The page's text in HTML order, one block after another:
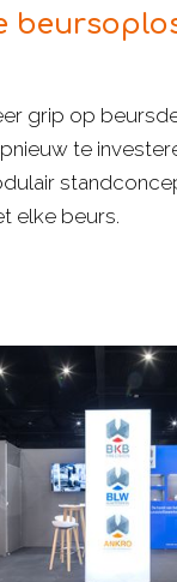
grip op
te
elke beurs.